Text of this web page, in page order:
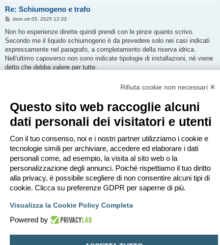
Re: Schiumogeno e trafo
M
s
a
g
g
i
o
dom ott 05, 2025 12:33
Non ho esperienze dirette quindi prendi con le pinze quanto scrivo.
Secondo me il liquido schiumogeno è da prevedere solo nei casi indicati
espressamente nel paragrafo, a completamento della riserva idrica.
Nell'ultimo capoverso non sono indicate tipologie di installazioni, nè viene
detto che debba valere per tutte.
Re: Schiumogeno e trafo
M
e
s
s
a
g
g
dom ott 05, 2025 18:57
Eh, è proprio quello il problema... è scritto in maniera dubbia. Grazie.
3 messaggi • Pagina1di
Cancella cookie
Contattaci
Rifiuta cookie non necessari ✕
Questo sito web raccoglie alcuni
dati personali dei visitatori e utenti
Con il tuo consenso, noi e i nostri partner utilizziamo i cookie e
tecnologie simili per archiviare, accedere ed elaborare i dati
personali come, ad esempio, la visita al sito web o la
personalizzazione degli annunci. Poiché rispettiamo il tuo diritto
alla privacy, è possibile scegliere di non consentire alcuni tipi di
cookie. Clicca su preferenze GDPR per saperne di più.
Visualizza la Cookie Policy Completa
Powered by